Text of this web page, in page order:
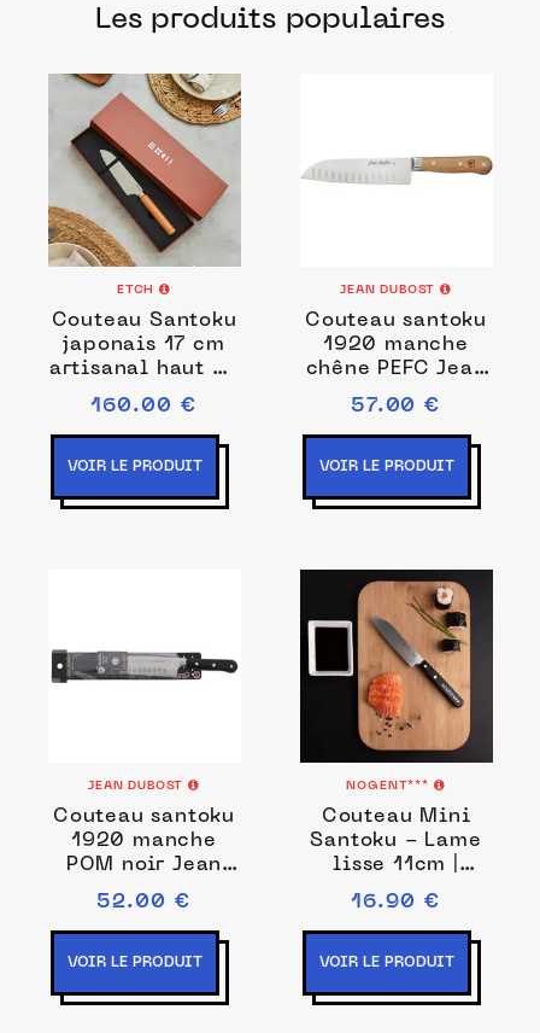
français pour une découpe rapide et
Les produits populaires
ETCH
Couteau Santoku
japonais 17 cm
artisanal haut de
gamme
160.00 €
VOIR LE PRODUIT
JEAN DUBOST
Couteau santoku
1920 manche
chêne PEFC Jean
Dubost
57.00 €
VOIR LE PRODUIT
JEAN DUBOST
Couteau santoku
1920 manche
POM noir Jean
Dubost
52.00 €
VOIR LE PRODUIT
NOGENT***
Couteau Mini
Santoku - Lame
lisse 11cm |
Nogent Iconic
16.90 €
VOIR LE PRODUIT